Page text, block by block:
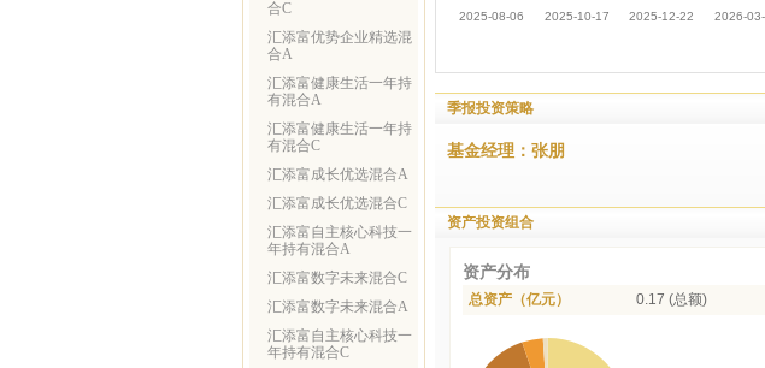
合C
汇添富优势企业精选混
合A
汇添富健康生活一年持
有混合A
汇添富健康生活一年持
有混合C
汇添富成长优选混合A
汇添富成长优选混合C
汇添富自主核心科技一
年持有混合A
汇添富数字未来混合C
汇添富数字未来混合A
汇添富自主核心科技一
年持有混合C
季报投资策略
基金经理：张朋
资产投资组合
资产分布
总资产（亿元） 0.17 (总额)